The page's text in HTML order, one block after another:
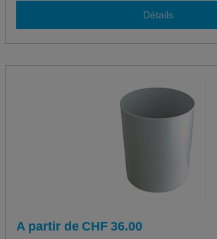
Détails
A partir de CHF 36.00